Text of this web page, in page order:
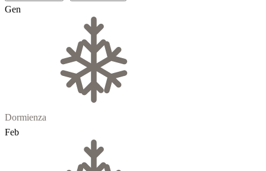
Gen
Dormienza
Feb